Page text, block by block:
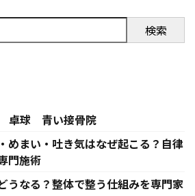
検索
卓球 青い接骨院
めまい・吐き気はなぜ起こる？自律
門施術
うなる？整体で整う仕組みを専門家